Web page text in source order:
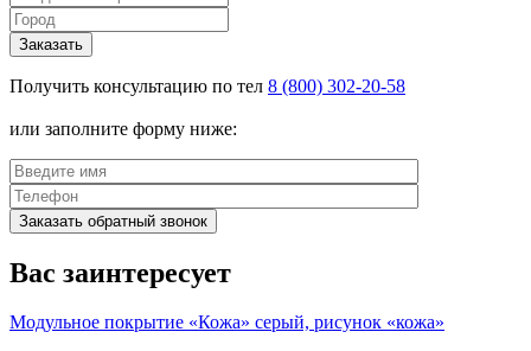
Заказать
Получить консультацию по тел 8 (800) 302-20-58
или заполните форму ниже:
Заказать обратный звонок
Вас заинтересует
Модульное покрытие «Кожа» серый, рисунок «кожа»